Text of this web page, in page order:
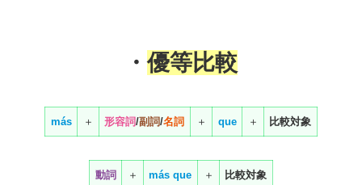
・優等比較
más ＋ 形容詞/副詞/名詞 ＋ que ＋ 比較対象
動詞 ＋ más que ＋ 比較対象